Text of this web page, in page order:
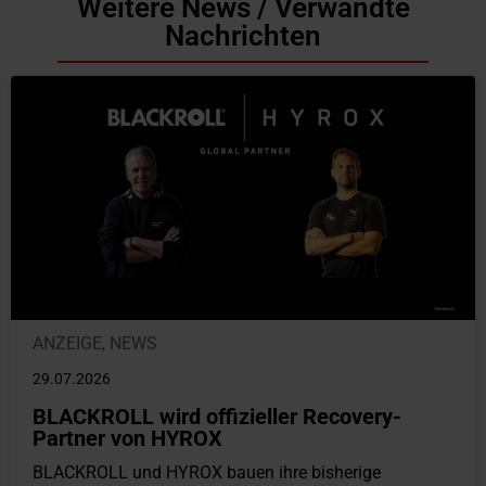
Weitere News / Verwandte
Nachrichten
ANZEIGE, NEWS
29.07.2026
BLACKROLL wird offizieller Recovery-
Partner von HYROX
BLACKROLL und HYROX bauen ihre bisherige